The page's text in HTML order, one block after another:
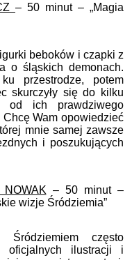
– 50 minut – „Magia
beboków i czapki z
o śląskich demonach.
przestrodze, potem
skurczyły się do kilku
od ich prawdziwego
Wam opowiedzieć
mnie samej zawsze
i poszukujących
NOWAK – 50 minut –
wizje Śródziemia”
Śródziemiem często
oficjalnych ilustracji i